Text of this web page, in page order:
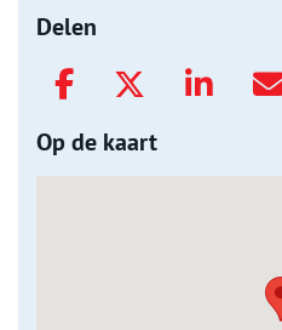
Delen
Op de kaart